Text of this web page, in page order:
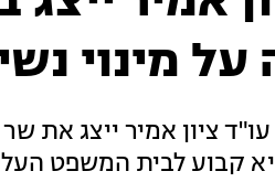
מינוי
ציון אמיר ייצג את
קבוע לבית המשפט